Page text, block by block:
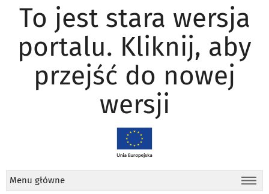
To jest stara wersja
portalu. Kliknij, aby
przejść do nowej
wersji
Menu główne